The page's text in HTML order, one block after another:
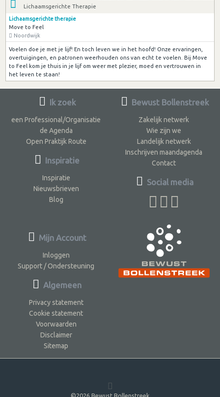
Lichaamsgerichte Therapie
Lichaamsgerichte therapie
Move to Feel
Noordwijk
Voelen doe je met je lijf! En toch leven we in het hoofd! Onze ervaringen,
overtuigingen, en patronen weerhouden ons van echt te voelen. Bij Move
to Feel kom je thuis in je lijf om weer met plezier, moed en vertrouwen in
het leven te staan!
Ik zoek
een Professional/Organisatie
de Agenda
Open Praktijk Route
Inspiratie
Inspiratie
Nieuwsbrieven
Blog
Bewust Bollenstreek
Zakelijk netwerk
Wie zijn we
Landelijk netwerk
Inschrijven maandagenda
Contact
Social media
Mijn Account
Inloggen
Support / Ondersteuning
Algemeen
Privacy statement
Cookie statement
Voorwaarden
Disclaimer
Sitemap
©2026 Bewust Bollenstreek